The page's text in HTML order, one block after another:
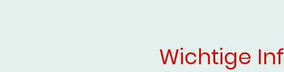
Wichtige